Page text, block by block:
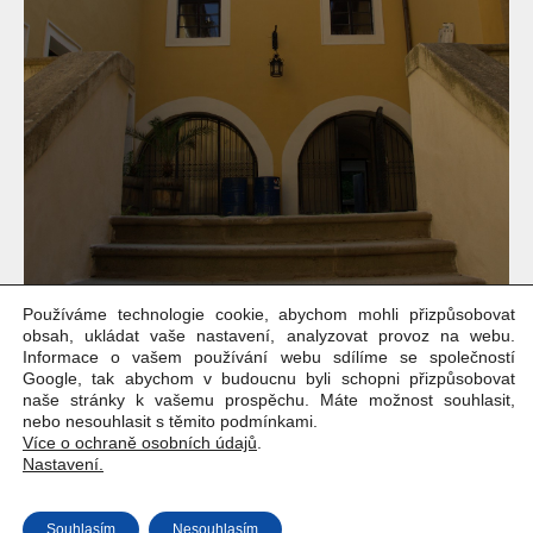
Copyright © Weiron Dynamics, s.r.o. |
Používáme technologie cookie, abychom mohli přizpůsobovat
obsah, ukládat vaše nastavení, analyzovat provoz na webu.
Informace o vašem používání webu sdílíme se společností
Google, tak abychom v budoucnu byli schopni přizpůsobovat
naše stránky k vašemu prospěchu. Máte možnost souhlasit,
nebo nesouhlasit s těmito podmínkami.
Více o ochraně osobních údajů
Nastavení.
Souhlasím Nesouhlasím